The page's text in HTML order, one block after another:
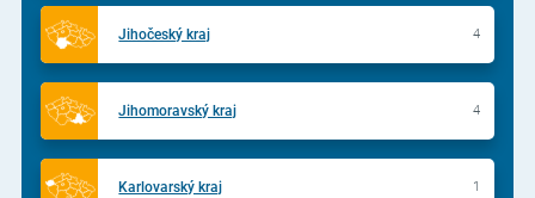
Jihočeský kraj 4
Jihomoravský kraj 4
Karlovarský kraj 1